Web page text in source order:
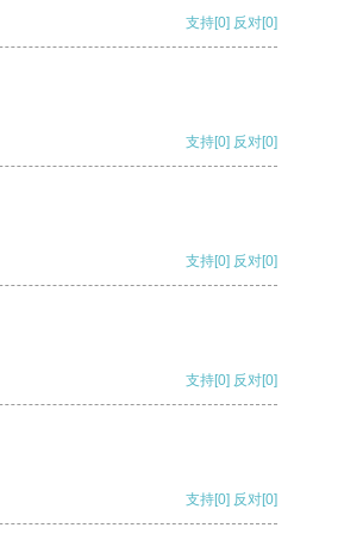
支持[0] 反对[0]
支持[0] 反对[0]
支持[0] 反对[0]
支持[0] 反对[0]
支持[0] 反对[0]